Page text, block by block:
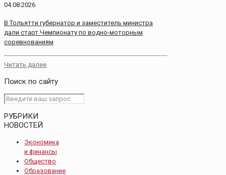
04.08.2026
В Тольятти губернатор и заместитель министра
дали старт Чемпионату по водно-моторным
соревнованиям
Читать далее
Поиск по сайту
РУБРИКИ
НОВОСТЕЙ
Экономика
и финансы
Общество
Образование